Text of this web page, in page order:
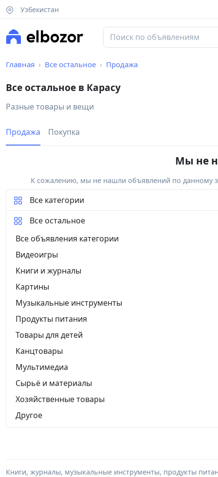
Узбекистан
Главная Все остальное Продажа
Все остальное в Карасу
Разные товары и вещи
Продажа Покупка
Мы не
К сожалению, мы не нашли объявлений по данному
Все категории
Все остальное
Все объявления категории
Видеоигры
Книги и журналы
Картины
Музыкальные инструменты
Продукты питания
Товары для детей
Канцтовары
Мультимедиа
Сырьё и материалы
Хозяйственные товары
Другое
Книги, журналы, музыкальные инструменты, продукты